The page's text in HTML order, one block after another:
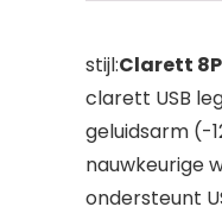
stijl:Clarett
clarett USB
geluidsarm (-
nauwkeurige
ondersteunt